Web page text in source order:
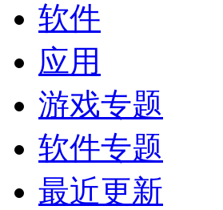
软件
应用
游戏专题
软件专题
最近更新